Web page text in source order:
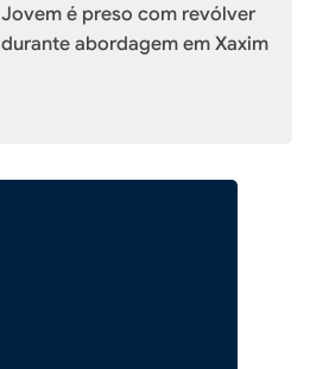
Jovem é preso com revólver
durante abordagem em Xaxim